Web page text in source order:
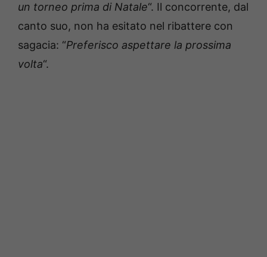
un torneo prima di Natale“. Il concorrente, dal
canto suo, non ha esitato nel ribattere con
sagacia: “Preferisco aspettare la prossima
volta“.